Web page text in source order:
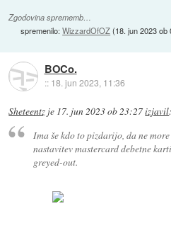
Zgodovina sprememb…
spremenilo:WizzardOfOZ(18. jun 2023 ob
BOCo.
:: 18. jun 2023, 11:36
Sheteentz je 17. jun 2023 ob 23:27izjavil:
Ima še kdo to pizdarijo, da ne
nastavitev mastercard debetne
greyed-out.